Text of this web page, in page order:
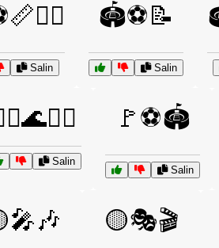
Salin
🏟️⚽📝
Salin
Salin
🚩⚽🏟️
Salin
🟡🎭🎬